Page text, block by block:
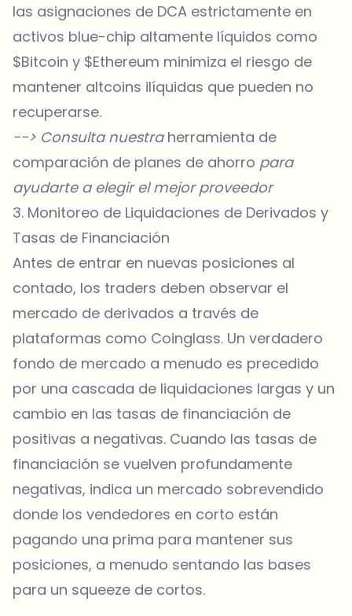
las asignaciones de DCA estrictamente en
activos blue-chip altamente líquidos como
$Bitcoin y $Ethereum minimiza el riesgo de
mantener altcoins ilíquidas que pueden no
recuperarse.
--> Consulta nuestra herramienta de
comparación de planes de ahorro para
ayudarte a elegir el mejor proveedor
3. Monitoreo de Liquidaciones de Derivados y
Tasas de Financiación
Antes de entrar en nuevas posiciones al
contado, los traders deben observar el
mercado de derivados a través de
plataformas como Coinglass. Un verdadero
fondo de mercado a menudo es precedido
por una cascada de liquidaciones largas y un
cambio en las tasas de financiación de
positivas a negativas. Cuando las tasas de
financiación se vuelven profundamente
negativas, indica un mercado sobrevendido
donde los vendedores en corto están
pagando una prima para mantener sus
posiciones, a menudo sentando las bases
para un squeeze de cortos.